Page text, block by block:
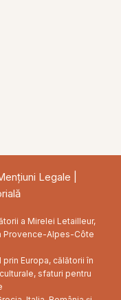
Legale
a Mirelei Letailleur,
Provence-Alpes-Côte
Europa, călătorii în
sfaturi pentru